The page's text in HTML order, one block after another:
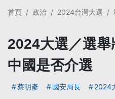
首頁 政治 2024台灣大選
2024大選／選
中國是否介選
蔡明彥 國安局長 2024